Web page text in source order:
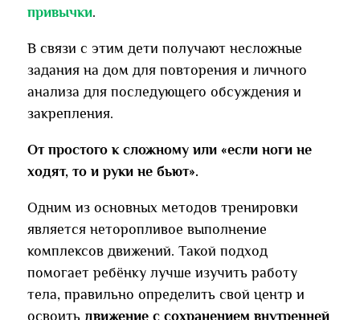
привычки.
В связи с этим дети получают несложные
задания на дом для повторения и личного
анализа для последующего обсуждения и
закрепления.
От простого к сложному или «если ноги не
ходят, то и руки не бьют».
Одним из основных методов тренировки
является неторопливое выполнение
комплексов движений. Такой подход
помогает ребёнку лучше изучить работу
тела, правильно определить свой центр и
освоить движение с сохранением внутренней